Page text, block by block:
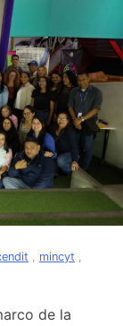
, mincyt ,
de la